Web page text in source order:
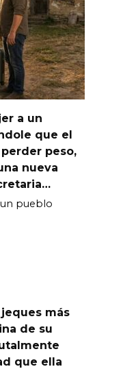
a un
que el
peso,
nueva
un pueblo
más
de su
que ella